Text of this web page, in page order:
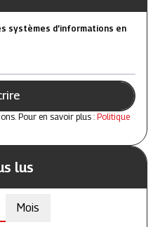
systèmes d’informations en
Pour en savoir plus : Politique
lus
Mois